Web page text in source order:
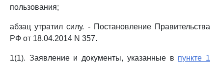
пользования;
абзац утратил силу. - Постановление Правительства
РФ от 18.04.2014 N 357.
1(1). Заявление и документы, указанные в пункте 1